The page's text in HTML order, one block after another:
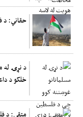
حقاني: د
د نړۍ له
خلکو د
متقي: د